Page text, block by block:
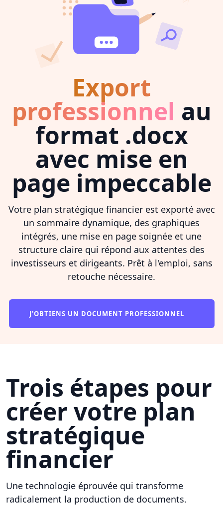
Export
professionnel au
format .docx
avec mise en
page impeccable
Votre plan stratégique financier est exporté avec
un sommaire dynamique, des graphiques
intégrés, une mise en page soignée et une
structure claire qui répond aux attentes des
investisseurs et dirigeants. Prêt à l'emploi, sans
retouche nécessaire.
J'OBTIENS UN DOCUMENT PROFESSIONNEL
Trois étapes pour
créer votre plan
stratégique
financier
Une technologie éprouvée qui transforme
radicalement la production de documents.